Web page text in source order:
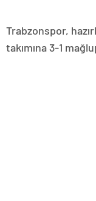
Trabzonspor,
takımına 3-1